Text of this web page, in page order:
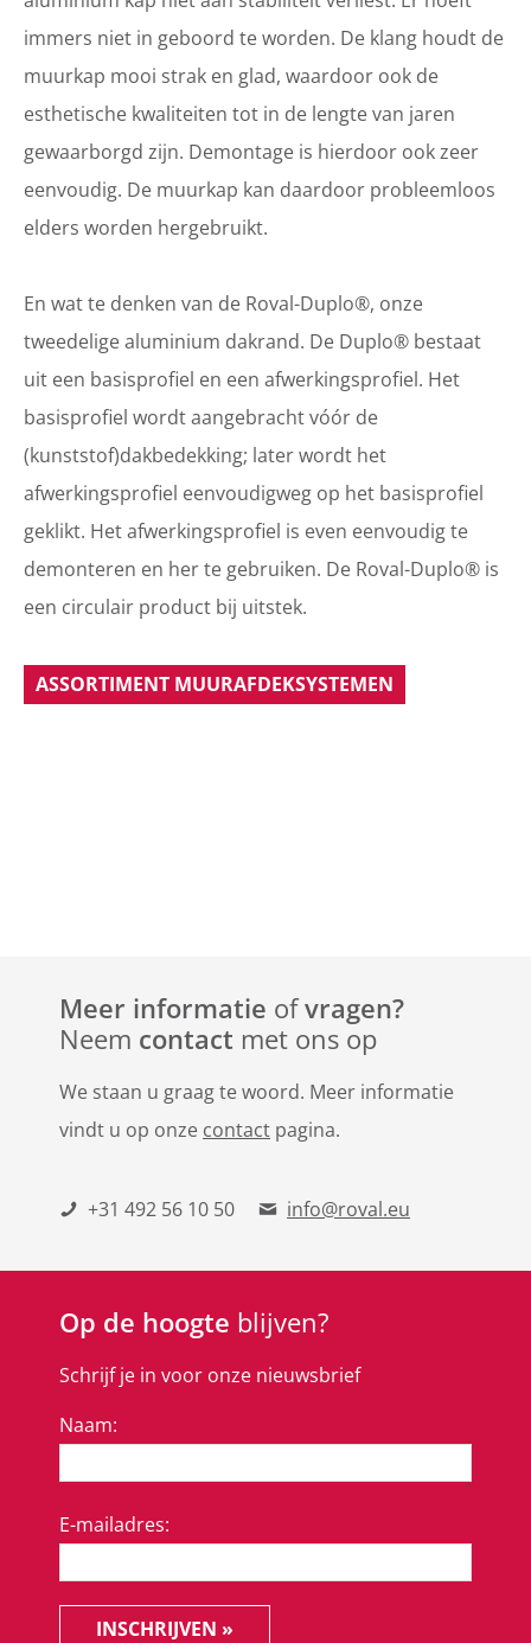
immers niet in geboord te worden. De klang houdt de
muurkap mooi strak en glad, waardoor ook de
esthetische kwaliteiten tot in de lengte van jaren
gewaarborgd zijn. Demontage is hierdoor ook zeer
eenvoudig. De muurkap kan daardoor probleemloos
elders worden hergebruikt.
En wat te denken van de Roval-Duplo®, onze
tweedelige aluminium dakrand. De Duplo® bestaat
uit een basisprofiel en een afwerkingsprofiel. Het
basisprofiel wordt aangebracht vóór de
(kunststof)dakbedekking; later wordt het
afwerkingsprofiel eenvoudigweg op het basisprofiel
geklikt. Het afwerkingsprofiel is even eenvoudig te
demonteren en her te gebruiken. De Roval-Duplo® is
een circulair product bij uitstek.
ASSORTIMENT MUURAFDEKSYSTEMEN
Meer informatie ofvragen?
Neem contact met ons op
We staan u graag te woord. Meer informatie
vindt u op onze contact pagina.
+31 492 56 10 50 info@roval.eu
Op de hoogte blijven?
Schrijf je in voor onze nieuwsbrief
Naam:
E-mailadres:
INSCHRIJVEN »